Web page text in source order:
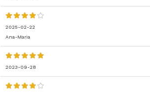
2025-02-22
Ana-Maria
2023-09-28